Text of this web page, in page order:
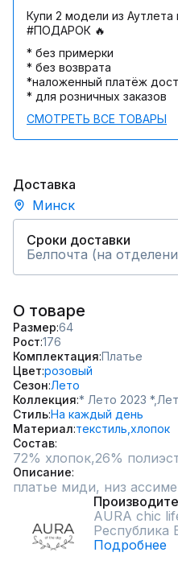
Купи 2 модели из
#ПОДАРОК 🔥
* без примерки
* без возврата
*наложенный платёж
* для розничных заказов
СМОТРЕТЬ ВСЕ ТОВАРЫ
Доставка
Минск
Сроки доставки
Белпочта (на
О товаре
Размер 64
Рост 176
Комплектация Платье
Цвет розовый
Сезон Лето
Коллекция * Лето 2023 *,
СтильНа каждый день
Материал текстиль, хлопок
Состав
72% хлопок,26%
Описание
платье миди, низ
AURA chic
Республика
Подробнее